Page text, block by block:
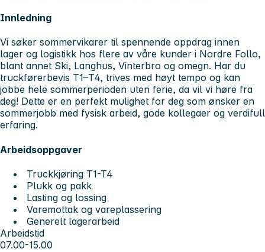
Innledning
Vi søker sommervikarer til spennende oppdrag innen
lager og logistikk hos flere av våre kunder i Nordre Follo,
blant annet Ski, Langhus, Vinterbro og omegn. Har du
truckførerbevis T1–T4, trives med høyt tempo og kan
jobbe hele sommerperioden uten ferie, da vil vi høre fra
deg! Dette er en perfekt mulighet for deg som ønsker en
sommerjobb med fysisk arbeid, gode kollegaer og verdifull
erfaring.
Arbeidsoppgaver
Truckkjøring T1-T4
Plukk og pakk
Lasting og lossing
Varemottak og vareplassering
Generelt lagerarbeid
Arbeidstid
07.00-15.00